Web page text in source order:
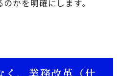
かを明確にします。
く、業務改革（仕